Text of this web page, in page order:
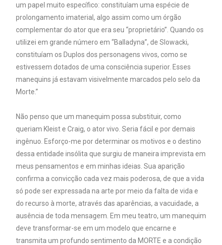
um papel muito específico: constituíam uma espécie de
prolongamento imaterial, algo assim como um órgão
complementar do ator que era seu “proprietário”. Quando os
utilizei em grande número em “Balladyna”, de Slowacki,
constituíam os Duplos dos personagens vivos, como se
estivessem dotados de uma consciência superior. Esses
manequins já estavam visivelmente marcados pelo selo da
Morte.”
Não penso que um manequim possa substituir, como
queriam Kleist e Craig, o ator vivo. Seria fácil e por demais
ingênuo. Esforço-me por determinar os motivos e o destino
dessa entidade insólita que surgiu de maneira imprevista em
meus pensamentos e em minhas ideias. Sua aparição
confirma a convicção cada vez mais poderosa, de que a vida
só pode ser expressada na arte por meio da falta de vida e
do recurso à morte, através das aparências, a vacuidade, a
ausência de toda mensagem. Em meu teatro, um manequim
deve transformar-se em um modelo que encarne e
transmita um profundo sentimento da MORTE e a condição